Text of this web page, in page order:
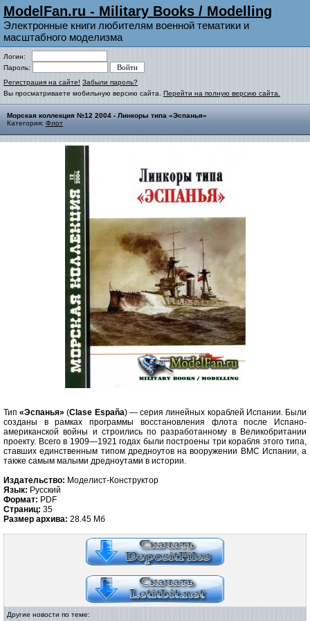
ModelFan.ru - Military Books / Modelling
Электронные книги любителям военной тематики и
масштабного моделизма
Логин:
Пароль:
Регистрация на сайте! Забыли пароль?
Вы просматриваете мобильную версию сайта. Перейти на полную версию сайта.
Морская коллекция №12 2004 - Линкоры типа «Эспанья»
Категория: Флот
Тип«Эспанья» (Clase España) — серия линейных кораблей Испании. Были
созданы в рамках программы восстановления флота после Испано-
американской войны и строились по разработанному в Великобритании
проекту. Всего в 1909—1921 годах были построены три корабля этого типа,
ставших единственным типом дредноутов на вооружении ВМС Испании, а
также самым малыми дредноутами в истории.
Издательство: Моделист-Конструктор
Язык: Русский
Формат: PDF
Страниц: 35
Размер архива: 28.45 Мб
Другие новости по теме: